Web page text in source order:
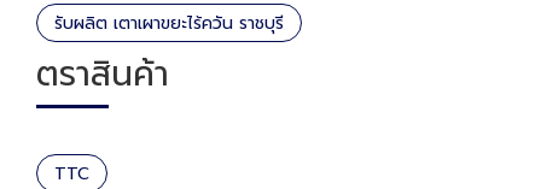
รับผลิต เตาเผาขยะไร้ควัน ราชบุรี
ตราสินค้า
TTC